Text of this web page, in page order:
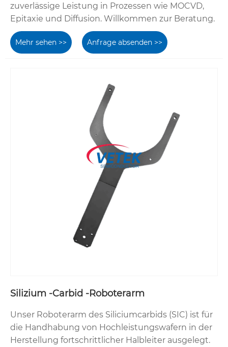
zuverlässige Leistung in Prozessen wie MOCVD,
Epitaxie und Diffusion. Willkommen zur Beratung.
Mehr sehen >> Anfrage absenden >>
Silizium -Carbid -Roboterarm
Unser Roboterarm des Siliciumcarbids (SIC) ist für
die Handhabung von Hochleistungswafern in der
Herstellung fortschrittlicher Halbleiter ausgelegt.